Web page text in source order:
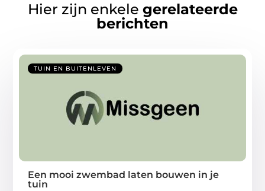
Hier zijn enkele gerelateerde
berichten
TUIN EN BUITENLEVEN
Een mooi zwembad laten bouwen in je
tuin